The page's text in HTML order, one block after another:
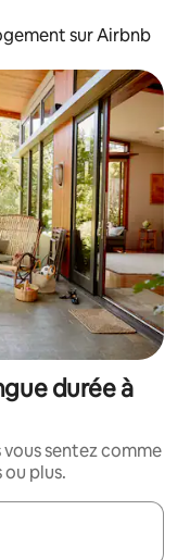
sur Airbnb
durée à
sentez comme
plus.
les flèches vers le